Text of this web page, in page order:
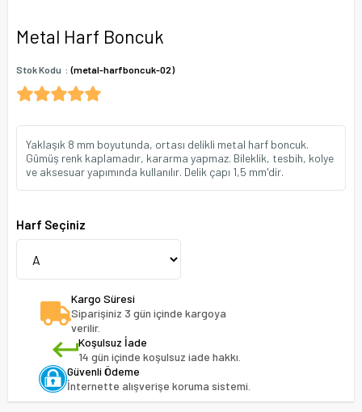
Metal Harf Boncuk
Stok Kodu (metal-harfboncuk-02)
Yaklaşık 8 mm boyutunda, ortası delikli metal harf boncuk.
Gümüş renk kaplamadır, kararma yapmaz. Bileklik, tesbih, kolye
ve aksesuar yapımında kullanılır. Delik çapı 1,5 mm'dir.
Harf Seçiniz
Kargo Süresi
Siparişiniz 3 gün içinde kargoya
verilir.
Koşulsuz İade
14 gün içinde koşulsuz iade hakkı.
Güvenli Ödeme
İnternette alışverişe koruma sistemi.